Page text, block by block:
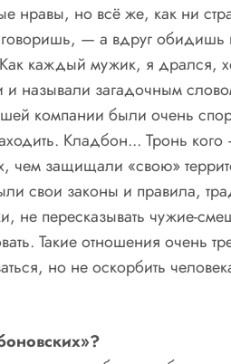
нравы, но всё же, как ни
— а вдруг
каждый мужик, я дрался,
называли загадочным
компании были очень
Кладбон... Тронь
чем защищали «свою»
свои законы и правила,
не пересказывать чужие-
Такие отношения очень
но не оскорбить